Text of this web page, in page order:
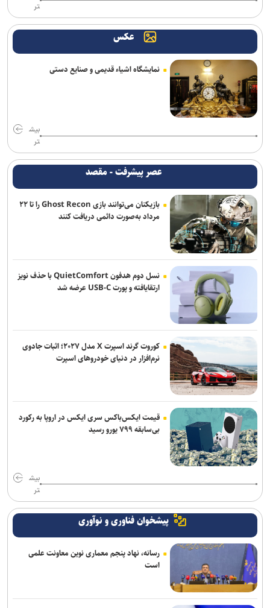
اصغرزاده: پوررشید مشکل اسپانسرینگ ملوان را حل کرد/ سعداوی و
استارت دوباره همه ملی‌پوشان جهانی و بازی‌های آسیایی در کمپ تیم‌های
ملی؛ تذکر وزنی به نایب‌قهرمان جهان
ناکامی نماینده ایران در مسابقات ورزش های خیابانی
بیاتلو: با آریو قرارداد دارم/ حضورم در مس رفسنجان صحت ندارد
دفاع راست جدید پرسپولیس از لیگ یک آمد
مخالفت زارع با انتقال بازیکنان ملوان به پرسپولیس
دنیامالی: مشتاق دیدار دوستانه ایران و آذربایجان هستیم+فیلم
احسان پهلوان به فجر شهیدسپاسی پیوست
تر
عکس
نمایشگاه اشیاء قدیمی و صنایع دستی
بیش
تر
عصر پیشرفت - مقصد
بازیکنان می‌توانند بازی Ghost Recon را تا ۲۲
مرداد به‌صورت دائمی دریافت کنند
نسل دوم هدفون QuietComfort با حذف نویز
ارتقایافته و پورت USB-C عرضه شد
کوروت گرند اسپرت X مدل ۲۰۲۷؛ اثبات جادوی
نرم‌افزار در دنیای خودروهای اسپرت
قیمت ایکس‌باکس سری ایکس در اروپا به رکورد
بی‌سابقه ۷۹۹ یورو رسید
بیش
تر
پیشخوان فناوری و نوآوری
رسانه، نهاد پنجم معماری نوین معاونت علمی
است